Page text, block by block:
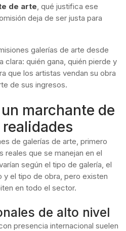
de arte , qué justifica ese
deja de ser justa para
galerías de arte desde
clara: quién gana, quién pierde y
que los artistas vendan su obra
de sus ingresos.
marchante de
de galerías de arte, primero
reales que se manejan en el
según el tipo de galería, el
y el tipo de obra, pero existen
en todo el sector.
de alto nivel
presencia internacional suelen